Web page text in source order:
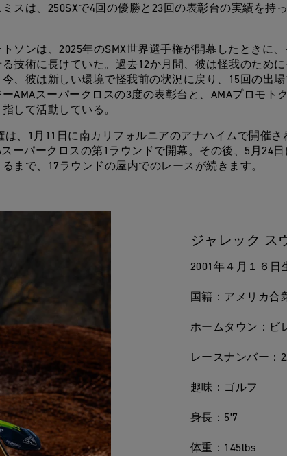
スは、250SXで4回の優勝と23回の表彰台の実績を持
ソンは、2025年のSMX世界選手権が開幕したときに、
技術に長けていた。過去12か月間、彼は怪我のために
、彼は新しい環境で怪我前の状況に戻り、15回の出場
AMAスーパークロスの3度の表彰台と、AMAプロモト
して活動している。
は、1月11日に南カリフォルニアのアナハイムで開催さ
ーパークロスの第1ラウンドで開幕。その後、5月24日
まで、17ラウンドの屋内でのレースが続きます。
ジャレック ス
2001年４月１６日
国籍：アメリカ合
ホームタウン：ビ
レースナンバー：
趣味：ゴルフ
身長：5'7
体重：145lbs